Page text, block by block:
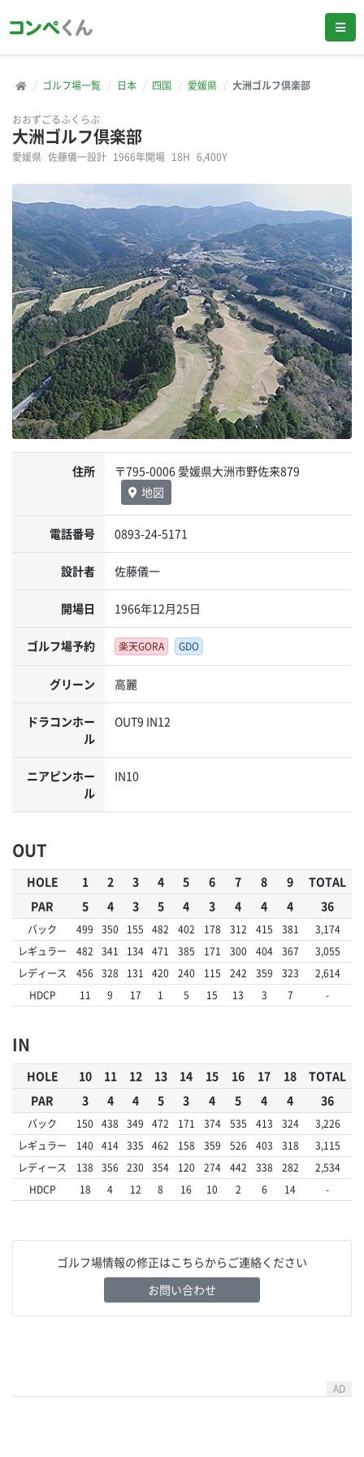
ゴルフ場一覧 日本 四国 愛媛県 大洲ゴルフ倶楽部
おおずごるふくらぶ
大洲ゴルフ倶楽部
愛媛県 佐藤儀一設計 1966年開場 18H 6,400Y
住所
〒795-0006 愛媛県大洲市野佐来879
地図
電話番号 0893-24-5171
設計者 佐藤儀一
開場日 1966年12月25日
ゴルフ場予約 楽天GORA GDO
グリーン 高麗
ドラコンホー
ル
OUT9 IN12
ニアピンホー
ル
IN10
OUT
HOLE 1 2 3 4 5 6 7 8 9
TOTAL
PAR
5 4 3 5 4 3 4 4 4 36
バック 499 350 155 482 402 178 312 415 381
3,174
レギュラー
482 341 134 471 385 171 300 404 367
3,055
レディース
456 328 131 420 240 115 242 359 323
2,614
HDCP
11 9 17 1 5 15 13 3 7 -
IN
HOLE 10 11 12 13 14 15 16 17 18
TOTAL
PAR
3 4 4 5 3 4 5 4 4 36
バック 150 438 349 472 171 374 535 413 324
3,226
レギュラー
140 414 335 462 158 359 526 403 318
3,115
レディース
138 356 230 354 120 274 442 338 282
2,534
HDCP
18 4 12 8 16 10 2 6 14 -
ゴルフ場情報の修正はこちらからご連絡ください
お問い合わせ
AD